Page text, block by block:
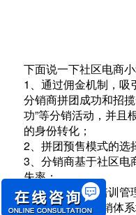
下面说一下社区电商
1、通过佣金机制，吸
分销商拼团成功和招
功”等分销活动，并且
的身份转化；
2、拼团预售模式的选
3、分销商基于社区电
失率；
4、分销商定期培训管
商进一步完善分销体